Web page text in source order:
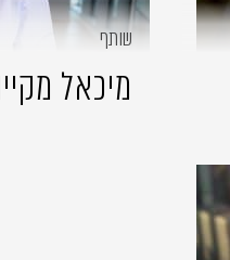
שותף
מיכאל